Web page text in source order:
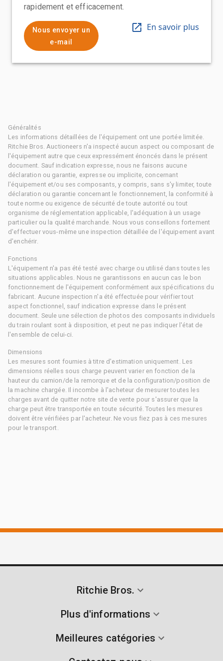
rapidement et efficacement.
Nous envoyer un
e-mail
En savoir plus
Généralités
Les informations détaillées de l'équipement ont une portée limitée.
Ritchie Bros. Auctioneers n'a inspecté aucun aspect ou composant de
l'équipement autre que ceux expressément énoncés dans le présent
document. Sauf indication expresse, nous ne faisons aucune
déclaration ou garantie, expresse ou implicite, concernant
l'équipement et/ou ses composants, y compris, sans s'y limiter, toute
déclaration ou garantie concernant le fonctionnement, la conformité à
toute norme ou exigence de sécurité de toute autorité ou tout
organisme de réglementation applicable, l'adéquation à un usage
particulier ou la qualité marchande. Nous vous conseillons fortement
d'effectuer vous-même une inspection détaillée de l'équipement avant
d'enchérir.
Fonctions
L'équipement n'a pas été testé avec charge ou utilisé dans toutes les
situations applicables. Nous ne garantissons en aucun cas le bon
fonctionnement de l'équipement conformément aux spécifications du
fabricant. Aucune inspection n'a été effectuée pour vérifier tout
aspect fonctionnel, sauf indication expresse dans le présent
document. Seule une sélection de photos des composants individuels
du train roulant sont à disposition, et peut ne pas indiquer l'état de
l'ensemble de celui-ci.
Dimensions
Les mesures sont fournies à titre d'estimation uniquement. Les
dimensions réelles sous charge peuvent varier en fonction de la
hauteur du camion/de la remorque et de la configuration/position de
la machine chargée. Il incombe à l'acheteur de mesurer toutes les
charges avant de quitter notre site de vente pour s'assurer que la
charge peut être transportée en toute sécurité. Toutes les mesures
doivent être vérifiées par l'acheteur. Ne vous fiez pas à ces mesures
pour le transport.
Ritchie Bros.
Plus d'informations
Meilleures catégories